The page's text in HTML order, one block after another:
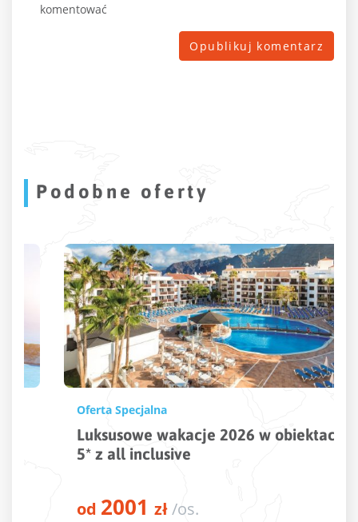
komentować
Podobne oferty
Oferta Specjalna
Luksusowe wakacje 2026 w obiektach
5* z all inclusive
2001zł/os.